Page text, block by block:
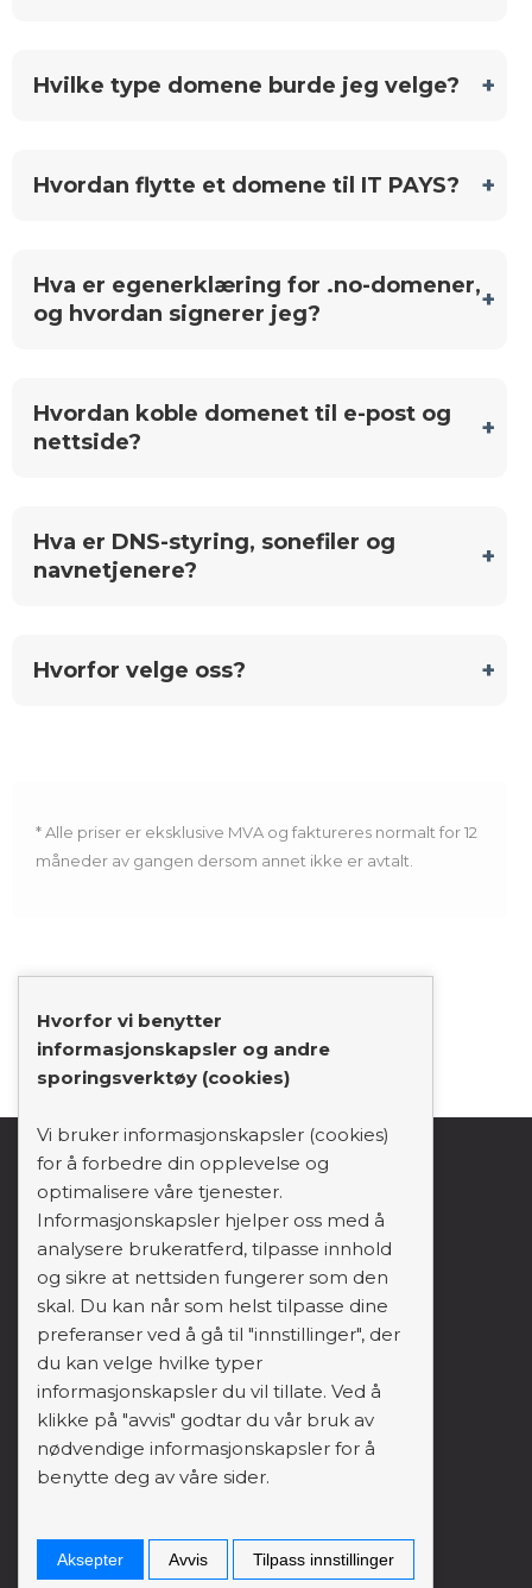
Hvorfor vi benytter
informasjonskapsler og andre
sporingsverktøy (cookies)
Vi bruker informasjonskapsler (cookies)
for å forbedre din opplevelse og
optimalisere våre tjenester.
Informasjonskapsler hjelper oss med å
analysere brukeratferd, tilpasse innhold
og sikre at nettsiden fungerer som den
skal. Du kan når som helst tilpasse dine
preferanser ved å gå til "innstillinger", der
du kan velge hvilke typer
informasjonskapsler du vil tillate. Ved å
klikke på "avvis" godtar du vår bruk av
nødvendige informasjonskapsler for å
benytte deg av våre sider.
Aksepter Avvis Tilpass innstillinger
Hvilke type domene burde jeg velge?
Hvordan flytte et domene til IT PAYS?
Hva er egenerklæring for .no-domener,
og hvordan signerer jeg?
Hvordan koble domenet til e-post og
nettside?
Hva er DNS-styring, sonefiler og
navnetjenere?
Hvorfor velge oss?
* Alle priser er eksklusive MVA og faktureres normalt for 12
måneder av gangen dersom annet ikke er avtalt.
support_agent mail person
Forside
Domene
Flytt domene
Webhotell
Ofte stilte spørsmål
Logg inn
Norsk